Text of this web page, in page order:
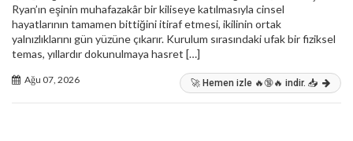
Ryan’ın eşinin muhafazakâr bir kiliseye katılmasıyla cinsel
hayatlarının tamamen bittiğini itiraf etmesi, ikilinin ortak
yalnızlıklarını gün yüzüne çıkarır. Kurulum sırasındaki ufak bir fiziksel
temas, yıllardır dokunulmaya hasret […]
Ağu 07, 2026 🚀 Hemen izle 🔥🔞🔥 indir. 📥